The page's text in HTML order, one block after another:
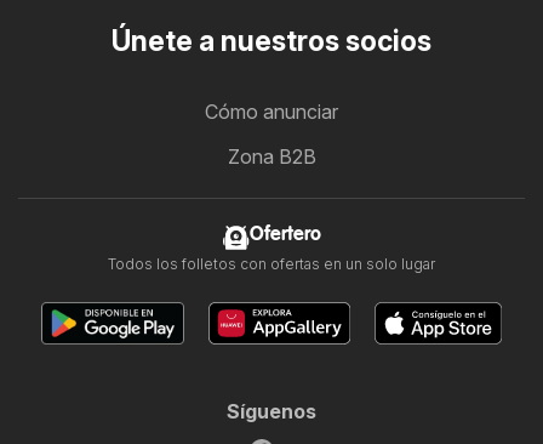
Únete a nuestros socios
Cómo anunciar
Zona B2B
Ofertero
Todos los folletos con ofertas en un solo lugar
Síguenos